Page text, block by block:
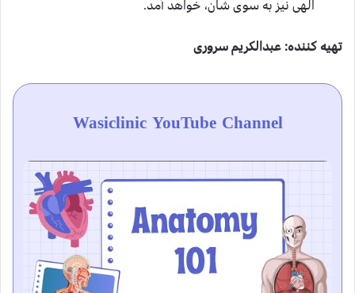
الهی نیز به سوی شان، خواهد آمد.
تهیه کننده: عبدالکریم سروری
Wasiclinic YouTube Channel